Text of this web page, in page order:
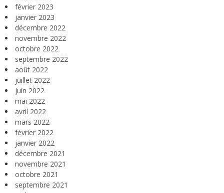
février 2023
janvier 2023
décembre 2022
novembre 2022
octobre 2022
septembre 2022
août 2022
juillet 2022
juin 2022
mai 2022
avril 2022
mars 2022
février 2022
janvier 2022
décembre 2021
novembre 2021
octobre 2021
septembre 2021